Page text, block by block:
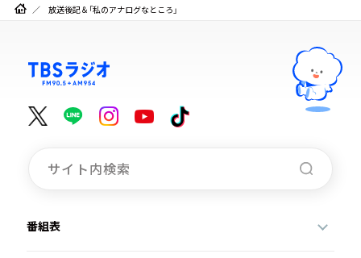
放送後記＆「私のアナログなところ」
番組表